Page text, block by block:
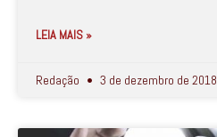
LEIA MAIS »
Redação 3 de dezembro de 2018